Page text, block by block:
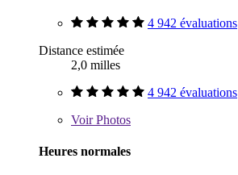
4 942 évaluations
Distance estimée
2,0 milles
4 942 évaluations
VoirPhotos
Heures normales